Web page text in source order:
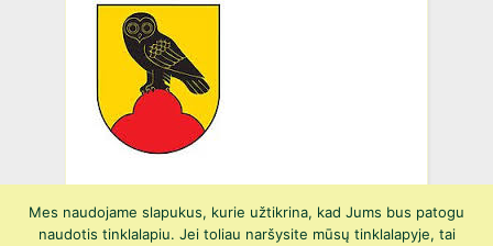
Copyright © 2026 Prienų r. Suvalkijos gimnazijos Veiverių Tomo
Mes naudojame slapukus, kurie užtikrina, kad Jums bus patogu
naudotis tinklalapiu. Jei toliau naršysite mūsų tinklalapyje, tai